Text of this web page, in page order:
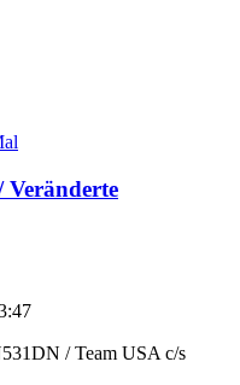
Veränderte
/ Team USA c/s